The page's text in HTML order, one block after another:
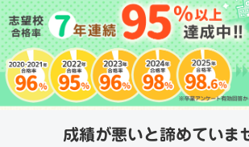
成績が悪いと諦めていま